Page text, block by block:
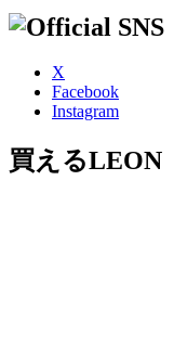
X
Facebook
Instagram
買えるLEON